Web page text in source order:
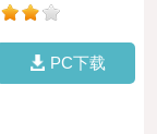
PC下载